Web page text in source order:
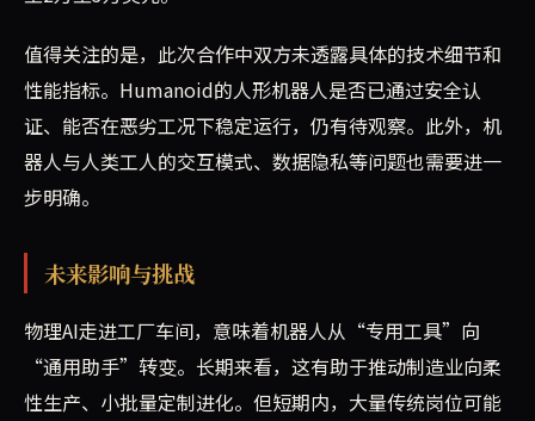
值得关注的是，此次合作中双方未透露具体的技术细节和
性能指标。Humanoid的人形机器人是否已通过安全认
证、能否在恶劣工况下稳定运行，仍有待观察。此外，机
器人与人类工人的交互模式、数据隐私等问题也需要进一
步明确。
未来影响与挑战
物理AI走进工厂车间，意味着机器人从“专用工具”向
“通用助手”转变。长期来看，这有助于推动制造业向柔
性生产、小批量定制进化。但短期内，大量传统岗位可能